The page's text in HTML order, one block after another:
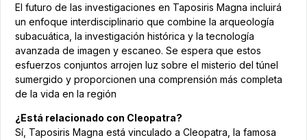
El futuro de las investigaciones en Taposiris Magna incluirá
un enfoque interdisciplinario que combine la arqueología
subacuática, la investigación histórica y la tecnología
avanzada de imagen y escaneo. Se espera que estos
esfuerzos conjuntos arrojen luz sobre el misterio del túnel
sumergido y proporcionen una comprensión más completa
de la vida en la región
¿Está relacionado con Cleopatra?
Sí, Taposiris Magna está vinculado a Cleopatra, la famosa